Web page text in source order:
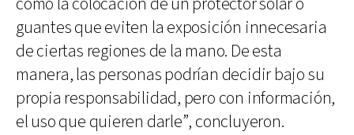
guantes que eviten la exposición innecesaria
de ciertas regiones de la mano. De esta
manera, las personas podrían decidir bajo su
propia responsabilidad, pero con información,
el uso que quieren darle”, concluyeron.